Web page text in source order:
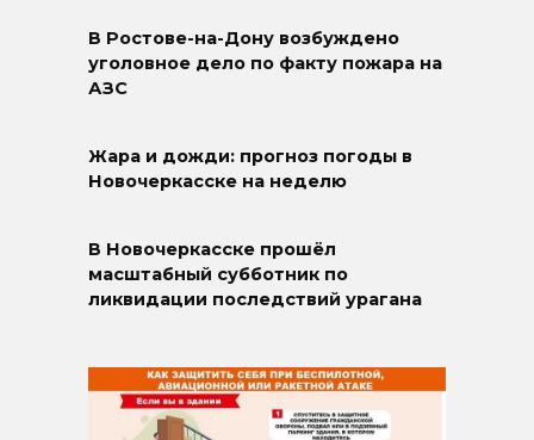
В Ростове-на-Дону возбуждено
уголовное дело по факту пожара на
АЗС
Жара и дожди: прогноз погоды в
Новочеркасске на неделю
В Новочеркасске прошёл
масштабный субботник по
ликвидации последствий урагана